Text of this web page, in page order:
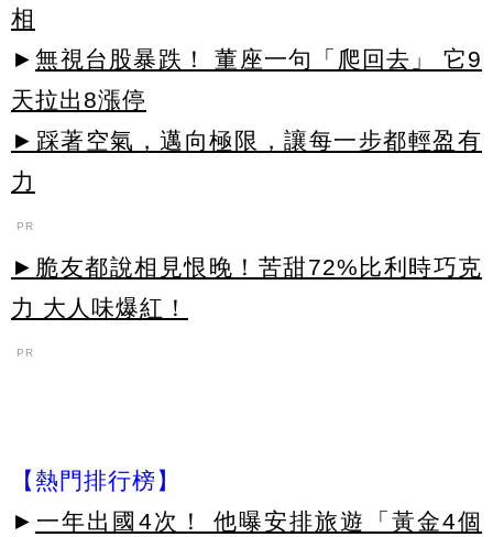
相
► 無視台股暴跌！ 董座一句「爬回去」 它9
天拉出8漲停
►踩著空氣，邁向極限，讓每一步都輕盈有
力
PR
►脆友都說相見恨晚！苦甜72%比利時巧克
力 大人味爆紅！
PR
【熱門排行榜】
► 一年出國4次！ 他曝安排旅遊「黃金4個